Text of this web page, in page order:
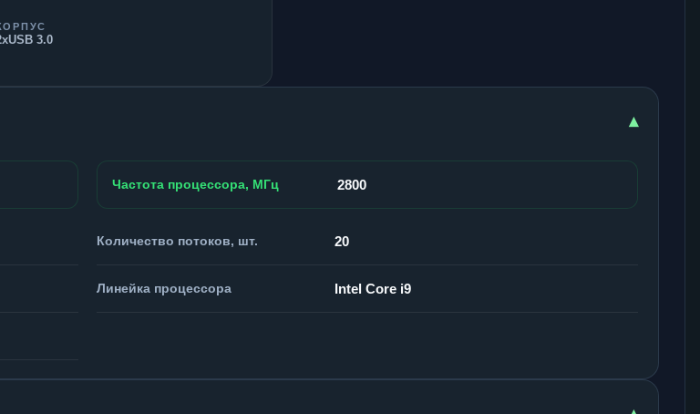
3.0
▾
Частота процессора, МГц 2800
Количество потоков, шт. 20
Линейка процессора Intel Core i9